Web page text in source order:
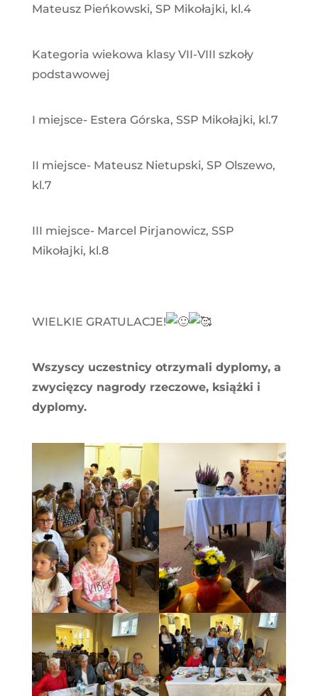
Mateusz Pieńkowski, SP Mikołajki, kl.4
Kategoria wiekowa klasy VII-VIII szkoły
podstawowej
I miejsce- Estera Górska, SSP Mikołajki, kl.7
II miejsce- Mateusz Nietupski, SP Olszewo,
kl.7
III miejsce- Marcel Pirjanowicz, SSP
Mikołajki, kl.8
WIELKIE GRATULACJE!
Wszyscy uczestnicy otrzymali dyplomy, a
zwycięzcy nagrody rzeczowe, książki i
dyplomy.